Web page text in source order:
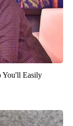
You'll Easily